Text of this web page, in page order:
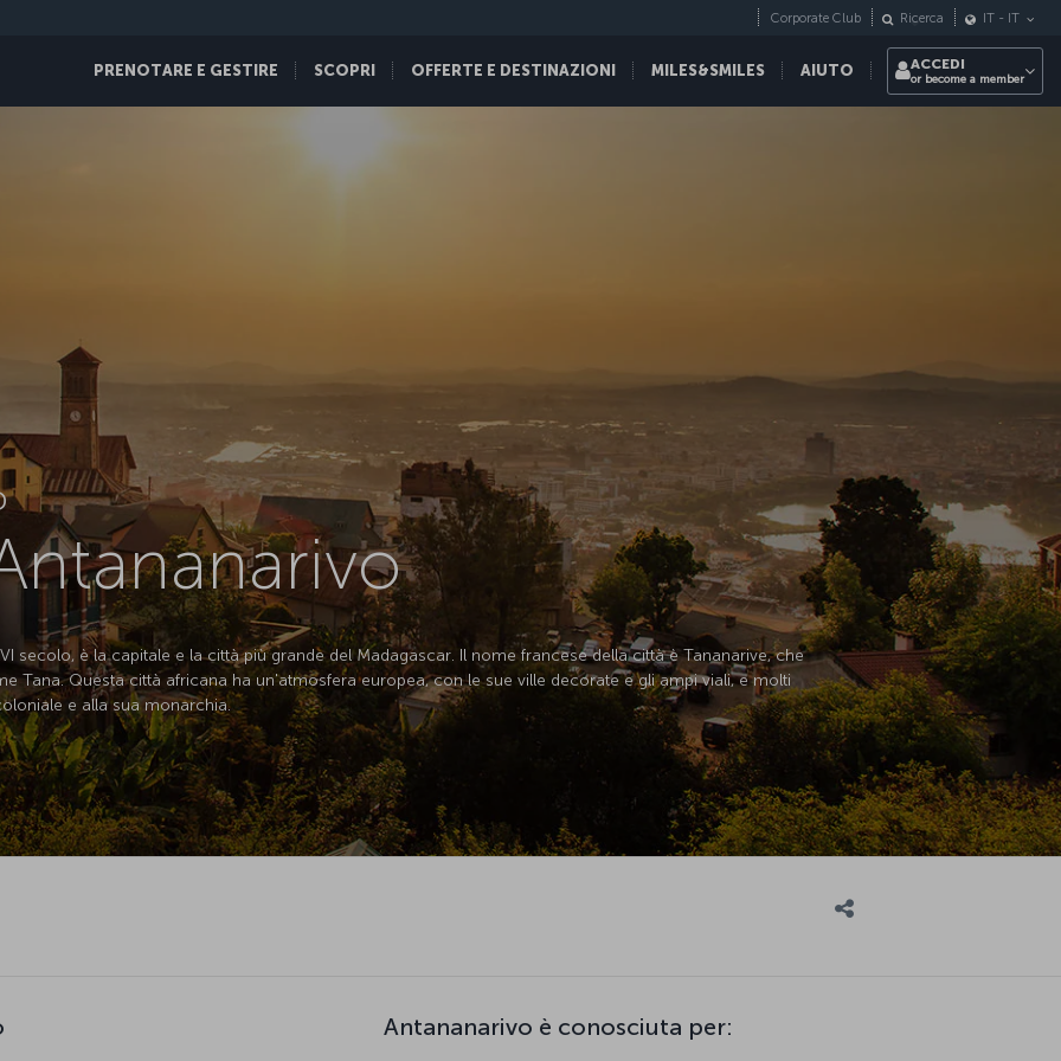
PRENOTARE E GESTIRE SCOPRI OFFERTE E DESTINAZIONI MILES&SMILES AIUTO
Corporate Club Ricerca IT - IT
ACCEDI
or become a member
secolo, è la capitale e la città più grande del Madagascar. Il nome francese della città è Tananarive, che
Tana. Questa città africana ha un'atmosfera europea, con le sue ville decorate e gli ampi viali, e molti
e alla sua monarchia.
Antananarivo è conosciuta per: